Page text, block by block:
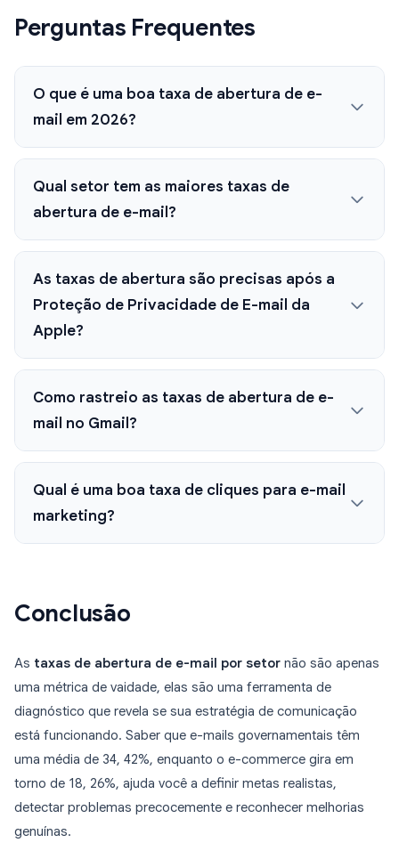
Perguntas Frequentes
O que é uma boa taxa de abertura de e-
mail em 2026?
Qual setor tem as maiores taxas de
abertura de e-mail?
As taxas de abertura são precisas após a
Proteção de Privacidade de E-mail da
Apple?
Como rastreio as taxas de abertura de e-
mail no Gmail?
Qual é uma boa taxa de cliques para e-mail
marketing?
Conclusão
As taxas de abertura de e-mail por setor não são apenas
uma métrica de vaidade, elas são uma ferramenta de
diagnóstico que revela se sua estratégia de comunicação
está funcionando. Saber que e-mails governamentais têm
uma média de 34, 42%, enquanto o e-commerce gira em
torno de 18, 26%, ajuda você a definir metas realistas,
detectar problemas precocemente e reconhecer melhorias
genuínas.